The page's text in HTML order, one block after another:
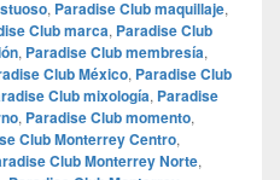
, Paradise Club maquillaje,
Club marca, Paradise Club
, Paradise Club membresía,
Club México, Paradise Club
Club mixología, Paradise
, Paradise Club momento,
Club Monterrey Centro,
Club Monterrey Norte,